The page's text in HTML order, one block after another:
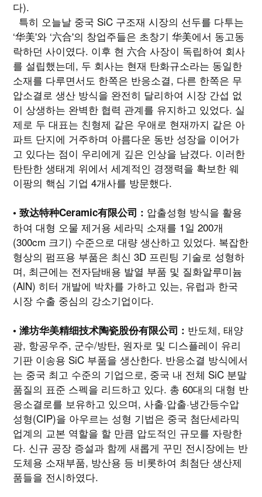
다).
특히 오늘날 중국 SiC 구조재 시장의 선두를 다투는
‘华美'와 ‘六合'의 창업주들은 초창기 华美에서 동고동
락하던 사이였다. 이후 현 六合 사장이 독립하여 회사
를 설립했는데, 두 회사는 현재 탄화규소라는 동일한
소재를 다루면서도 한쪽은 반응소결, 다른 한쪽은 무
압소결로 생산 방식을 완전히 달리하여 시장 간섭 없
이 상생하는 완벽한 협력 관계를 유지하고 있었다. 실
제로 두 대표는 친형제 같은 우애로 현재까지 같은 아
파트 단지에 거주하며 아름다운 동반 성장을 이어가
고 있다는 점이 우리에게 깊은 인상을 남겼다. 이러한
탄탄한 생태계 위에서 세계적인 경쟁력을 확보한 웨
이팡의 핵심 기업 4개사를 방문했다.
• 致达特种Ceramic有限公司 : 압출성형 방식을 활용
하여 대형 오물 제거용 세라믹 소재를 1일 200개
(300cm 크기) 수준으로 대량 생산하고 있었다. 복잡한
형상의 펌프용 부품은 최신 3D 프린팅 기술로 성형하
며, 최근에는 전자담배용 발열 부품 및 질화알루미늄
(AlN) 히터 개발에 박차를 가하고 있는, 유럽과 한국
시장 수출 중심의 강소기업이다.
• 潍坊华美精细技术陶瓷股份有限公司 : 반도체, 태양
광, 항공우주, 군수/방탄, 원자로 및 디스플레이 유리
기판 이송용 SiC 부품을 생산한다. 반응소결 방식에서
는 중국 최고 수준의 기업으로, 중국 내 전체 SiC 분말
품질의 표준 스펙을 리드하고 있다. 총 60대의 대형 반
응소결로를 보유하고 있으며, 사출·압출·냉간등수압
성형(CIP)을 아우르는 성형 기법은 중국 첨단세라믹
업계의 교본 역할을 할 만큼 압도적인 규모를 자랑한
다. 신규 공장 증설과 함께 새롭게 꾸민 전시장에는 반
도체용 소재부품, 방산용 등 비롯하여 최첨단 생산제
품들을 전시하였다.